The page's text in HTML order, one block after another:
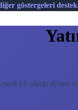
göstergeleri
bir akisla devam